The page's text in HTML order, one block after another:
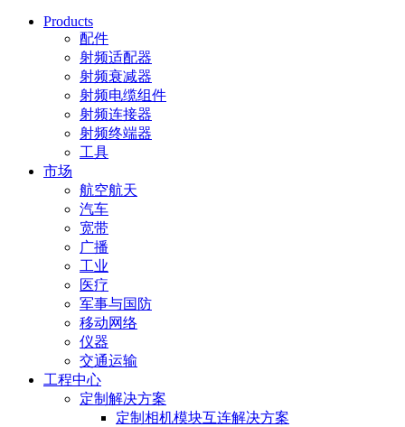
Products
配件
射频适配器
射频衰减器
射频电缆组件
射频连接器
射频终端器
工具
市场
航空航天
汽车
宽带
广播
工业
医疗
军事与国防
移动网络
仪器
交通运输
工程中心
定制解决方案
定制相机模块互连解决方案